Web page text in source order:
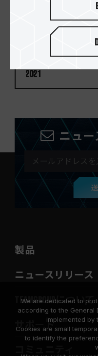
企業ニュース
2021
ニュ
製品
ニュースリリース
TEAMGROUPについて
サポート
We are dedicated to
according to the General
implemented by
Cookies are small
to identify the